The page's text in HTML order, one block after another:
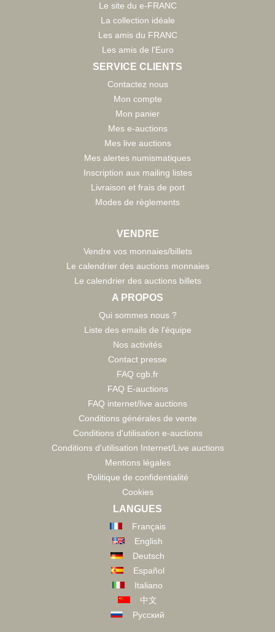
Le site du e-FRANC
La collection idéale
Les amis du FRANC
Les amis de l'Euro
SERVICE CLIENTS
Contactez nous
Mon compte
Mon panier
Mes e-auctions
Mes live auctions
Mes alertes numismatiques
Inscription aux mailing listes
Livraison et frais de port
Modes de règlements
VENDRE
Vendre vos monnaies/billets
Le calendrier des auctions monnaies
Le calendrier des auctions billets
A PROPOS
Qui sommes nous ?
Liste des emails de l'équipe
Nos activités
Contact presse
FAQ cgb.fr
FAQ E-auctions
FAQ internet/live auctions
Conditions générales de vente
Conditions d'utilisation e-auctions
Conditions d'utilisation Internet/Live auctions
Mentions légales
Politique de confidentialité
Cookies
LANGUES
Français
English
Deutsch
Español
Italiano
中文
Русский